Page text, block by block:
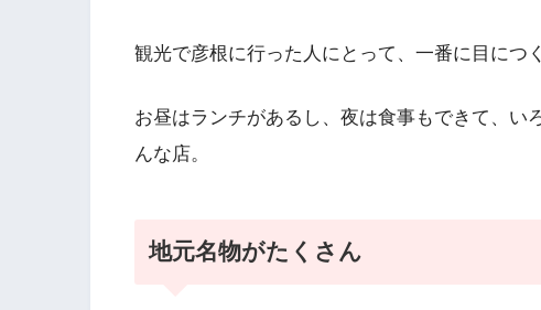
観光で彦根に行った人にとって、一番に目につ
お昼はランチがあるし、夜は食事もできて、い
んな店。
地元名物がたくさん